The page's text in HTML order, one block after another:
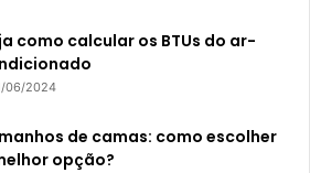
como calcular os BTUs do ar-
06/2024
de camas: como escolher
opção?